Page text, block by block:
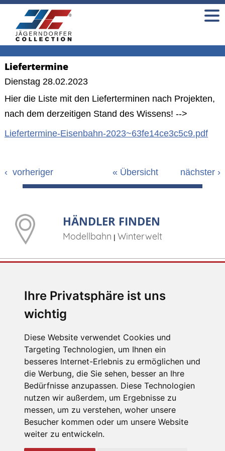
Ihre Privatsphäre ist uns
wichtig
Diese Website verwendet Cookies und
Targeting Technologien, um Ihnen ein
besseres Internet-Erlebnis zu ermöglichen und
die Werbung, die Sie sehen, besser an Ihre
Bedürfnisse anzupassen. Diese Technologien
nutzen wir außerdem, um Ergebnisse zu
messen, um zu verstehen, woher unsere
Besucher kommen oder um unsere Website
weiter zu entwickeln.
Liefertermine
Dienstag 28.02.2023
Hier die Liste mit den Lieferterminen nach Projekten,
nach dem derzeitigen Stand des Wissens! -->
Liefertermine-Eisenbahn-2023~63fe14ce3c5c9.pdf
‹ vorheriger « Übersicht nächster ›
HÄNDLER FINDEN
Modellbahn | Winterwelt
E-MAIL
jc@jaegerndorfer.at
TELEFON
+43 (0) 2672 87078
Impressum